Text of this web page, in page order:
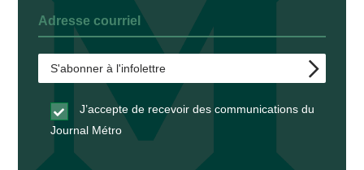
J’accepte de recevoir des communications du
Journal Métro